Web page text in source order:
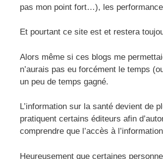
pas mon point fort…), les
Et pourtant ce site est et restera
Alors même si ces blogs me
n’aurais pas eu forcément le temps
un peu de temps gagné.
L’information sur la santé devient de
pratiquent certains éditeurs afin
comprendre que l’accès à
Heureusement que certaines